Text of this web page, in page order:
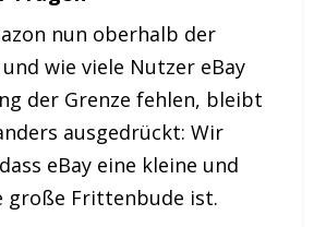
nun oberhalb der
wie viele Nutzer eBay
der Grenze fehlen, bleibt
ausgedrückt: Wir
eBay eine kleine und
große Frittenbude ist.